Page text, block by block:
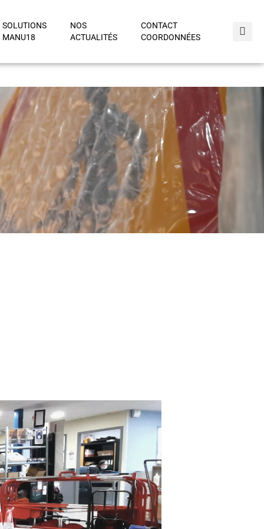
SOLUTIONS
MANU18
NOS
ACTUALITÉS
CONTACT
COORDONNÉES